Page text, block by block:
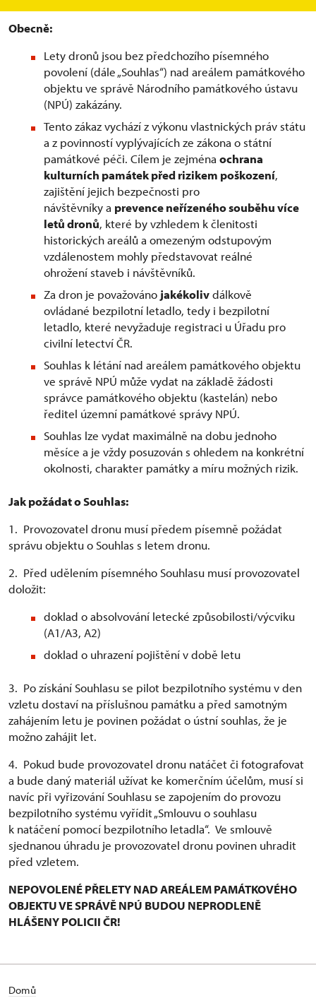
Obecně:
Lety dronů jsou bez předchozího písemného
povolení (dále „Souhlas“) nad areálem památkového
objektu ve správě Národního památkového ústavu
(NPÚ) zakázány.
Tento zákaz vychází z výkonu vlastnických práv státu
a z povinností vyplývajících ze zákona o státní
památkové péči. Cílem je zejména ochrana
kulturních památek před rizikem poškození,
zajištění jejich bezpečnosti pro
návštěvníky a prevence neřízeného souběhu více
letů dronů, které by vzhledem k členitosti
historických areálů a omezeným odstupovým
vzdálenostem mohly představovat reálné
ohrožení staveb i návštěvníků.
Za dron je považováno jakékolivdálkově
ovládané bezpilotní letadlo, tedy i bezpilotní
letadlo, které nevyžaduje registraci u Úřadu pro
civilní letectví ČR.
Souhlas k létání nad areálem památkového objektu
ve správě NPÚ může vydat na základě žádosti
správce památkového objektu (kastelán) nebo
ředitel územní památkové správy NPÚ.
Souhlas lze vydat maximálně na dobu jednoho
měsíce a je vždy posuzován s ohledem na konkrétní
okolnosti, charakter památky a míru možných rizik.
Jak požádat o Souhlas:
1. Provozovatel dronu musí předem písemně požádat
správu objektu o Souhlas s letem dronu.
2. Před udělením písemného Souhlasu musí provozovatel
doložit:
doklad o absolvování letecké způsobilosti/výcviku
(A1/A3, A2)
doklad o uhrazení pojištění v době letu
3. Po získání Souhlasu se pilot bezpilotního systému v den
vzletu dostaví na příslušnou památku a před samotným
zahájením letu je povinen požádat o ústní souhlas, že je
možno zahájit let.
4. Pokud bude provozovatel dronu natáčet či fotografovat
a bude daný materiál užívat ke komerčním účelům, musí si
navíc při vyřizování Souhlasu se zapojením do provozu
bezpilotního systému vyřídit „Smlouvu o souhlasu
k natáčení pomocí bezpilotního letadla“. Ve smlouvě
sjednanou úhradu je provozovatel dronu povinen uhradit
před vzletem.
NEPOVOLENÉ PŘELETY NAD AREÁLEM PAMÁTKOVÉHO
OBJEKTU VE SPRÁVĚ NPÚ BUDOU NEPRODLENĚ
HLÁŠENY POLICII ČR!
Domů